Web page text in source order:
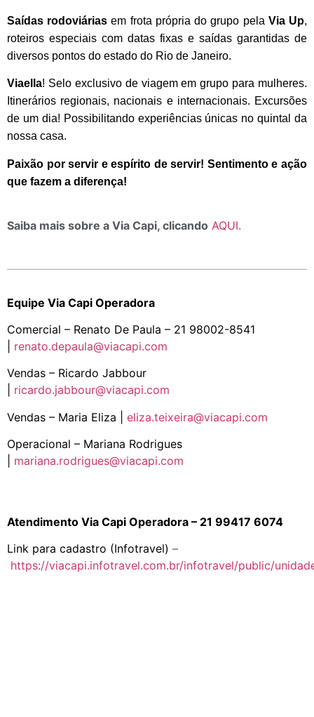
Saídas rodoviárias em frota própria do grupo pela Via Up,
roteiros especiais com datas fixas e saídas garantidas de
diversos pontos do estado do Rio de Janeiro.
Viaella! Selo exclusivo de viagem em grupo para mulheres.
Itinerários regionais, nacionais e internacionais. Excursões
de um dia! Possibilitando experiências únicas no quintal da
nossa casa.
Paixão por servir e espírito de servir! Sentimento e ação
que fazem a diferença!
Saiba mais sobre a Via Capi, clicando AQUI.
Equipe Via Capi Operadora
Comercial – Renato De Paula – 21 98002-8541
renato.depaula@viacapi.com
Vendas – Ricardo Jabbour
ricardo.jabbour@viacapi.com
Vendas – Maria Eliza | eliza.teixeira@viacapi.com
Operacional – Mariana Rodrigues
mariana.rodrigues@viacapi.com
Atendimento Via Capi Operadora – 21 99417 6074
Link para cadastro (Infotravel) –
https://viacapi.infotravel.com.br/infotravel/public/